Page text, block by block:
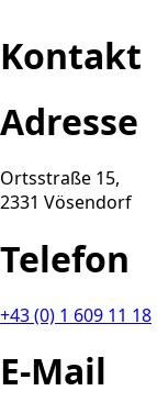
Kontakt
Adresse
Ortsstraße 15,
2331 Vösendorf
Telefon
+43 (0) 1 609 11 18
E-Mail